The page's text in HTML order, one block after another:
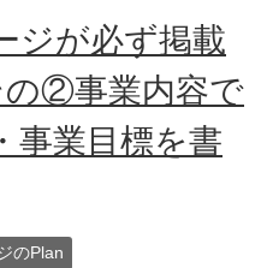
ジが必ず掲載
②事業内容で
事業目標を書
のPlan